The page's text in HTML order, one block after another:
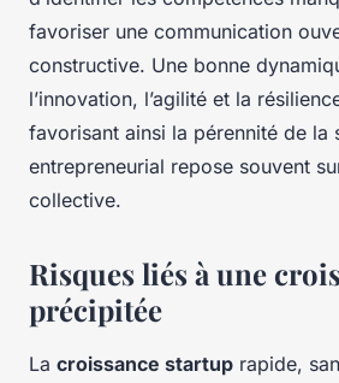
favoriser une communication
constructive. Une bonne
l’innovation, l’agilité et la
favorisant ainsi la pérennité de la
entrepreneurial repose souvent
collective.
Risques liés à une
précipitée
La croissance startup rapide,